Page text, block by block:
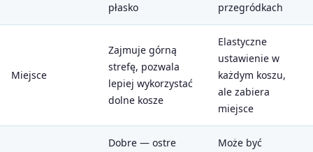
płasko
przegródkach
Miejsce
Zajmuje górną
strefę, pozwala
lepiej wykorzystać
dolne kosze
Elastyczne
ustawienie w
każdym koszu,
ale zabiera
miejsce
Dobre — ostre
Może być